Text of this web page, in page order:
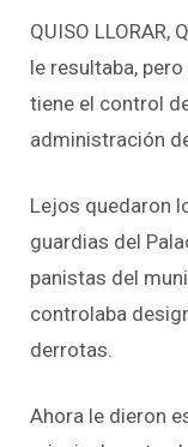
QUISO LLORAR,
le resultaba,
tiene el control
administración
Lejos quedaron
guardias del
panistas del
controlaba
derrotas.
Ahora le dieron